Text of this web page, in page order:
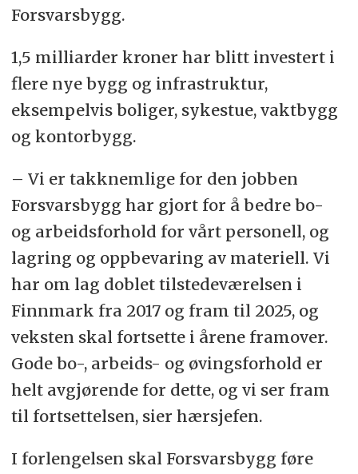
Forsvarsbygg.
1,5 milliarder kroner har blitt investert i
flere nye bygg og infrastruktur,
eksempelvis boliger, sykestue, vaktbygg
og kontorbygg.
– Vi er takknemlige for den jobben
Forsvarsbygg har gjort for å bedre bo-
og arbeidsforhold for vårt personell, og
lagring og oppbevaring av materiell. Vi
har om lag doblet tilstedeværelsen i
Finnmark fra 2017 og fram til 2025, og
veksten skal fortsette i årene framover.
Gode bo-, arbeids- og øvingsforhold er
helt avgjørende for dette, og vi ser fram
til fortsettelsen, sier hærsjefen.
I forlengelsen skal Forsvarsbygg føre